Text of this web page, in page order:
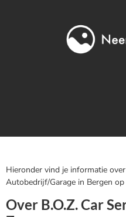
Hieronder vind je informatie over
Autobedrijf/Garage in Bergen
Over B.O.Z. Car